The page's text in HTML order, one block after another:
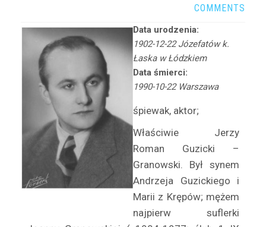
Arkadi Ari
Arkawin Helena
Arnd-Leska Halina
Arnoldówna Maria
Arnoldt Wiktor
Aston Adam
Azarewicz Helena
Bąbolska Maria
Bachnerówna Regina
Bajkowska Zofia
COMMENTS
Data urodzenia:
1902-12-22 Józefatów k.
Łaska w Łódzkiem
Data śmierci:
1990-10-22 Warszawa
śpiewak, aktor;
Właściwie Jerzy
Roman Guzicki –
Granowski. Był synem
Andrzeja Guzickiego i
Marii z Krępów; mężem
najpierw suflerki